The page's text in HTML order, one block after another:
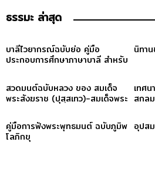
ธรรมะ ล่าสุด
บาลีไวยากรณ์ฉบับย่อ คู่มือ
ประกอบการศึกษาภาษาบาลี สำหรับ
นิทา
สวดมนต์ฉบับหลวง ของ สมเด็จ
พระสังฆราช (ปุสฺสเทว)-สมเด็จพระ
เทศ
สกล
คู่มือการฟังพระพุทธมนต์ ฉบับภูมิพ
โลภิกขุ
อุปส